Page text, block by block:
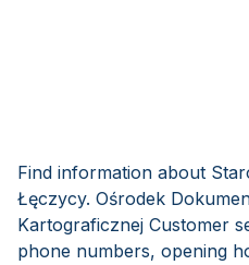
Find information about
Łęczycy. Ośrodek
Kartograficznej Customer
phone numbers, opening